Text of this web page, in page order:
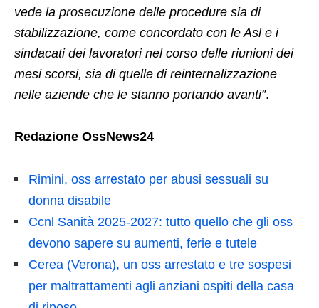
vede la prosecuzione delle procedure sia di
stabilizzazione, come concordato con le Asl e i
sindacati dei lavoratori nel corso delle riunioni dei
mesi scorsi, sia di quelle di reinternalizzazione
nelle aziende che le stanno portando avanti”.
Redazione OssNews24
Rimini, oss arrestato per abusi sessuali su
donna disabile
Ccnl Sanità 2025-2027: tutto quello che gli oss
devono sapere su aumenti, ferie e tutele
Cerea (Verona), un oss arrestato e tre sospesi
per maltrattamenti agli anziani ospiti della casa